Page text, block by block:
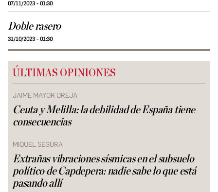
07/11/2023 - 01:30
Doble rasero
31/10/2023 - 01:30
ÚLTIMAS OPINIONES
JAIME MAYOR OREJA
Ceuta y Melilla: la debilidad de España tiene
consecuencias
MIQUEL SEGURA
Extrañas vibraciones sísmicas en el subsuelo
político de Capdepera: nadie sabe lo que está
pasando allí